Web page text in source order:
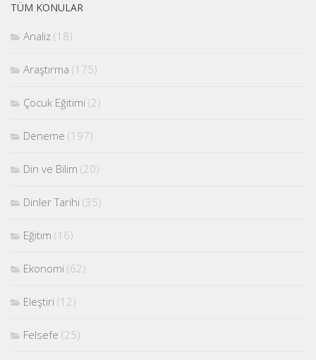
TÜM KONULAR
Analiz (18)
Araştırma (175)
Çocuk Eğitimi (2)
Deneme (197)
Din ve Bilim (20)
Dinler Tarihi (35)
Eğitim (16)
Ekonomi (62)
Eleştiri (12)
Felsefe (25)